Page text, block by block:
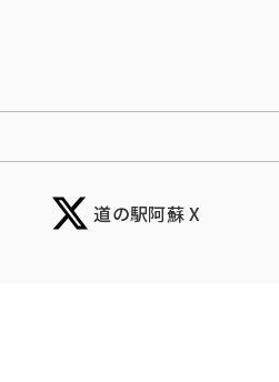
道の駅阿蘇 X